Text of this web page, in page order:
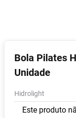
Bola Pilates
Unidade
Hidrolight
Este produto
5º Fralda G
6º Shampoo
7º
8º Absorvente
Vitamina